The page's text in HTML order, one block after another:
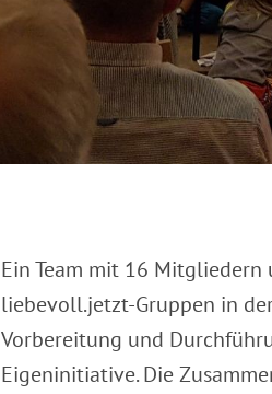
Ein Team mit 16
liebevoll.jetzt-Gruppen in
Vorbereitung und
Eigeninitiative. Die